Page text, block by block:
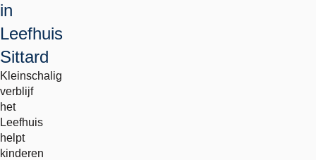
in
Leefhuis
Sittard
Kleinschalig
verblijf
het
Leefhuis
helpt
kinderen